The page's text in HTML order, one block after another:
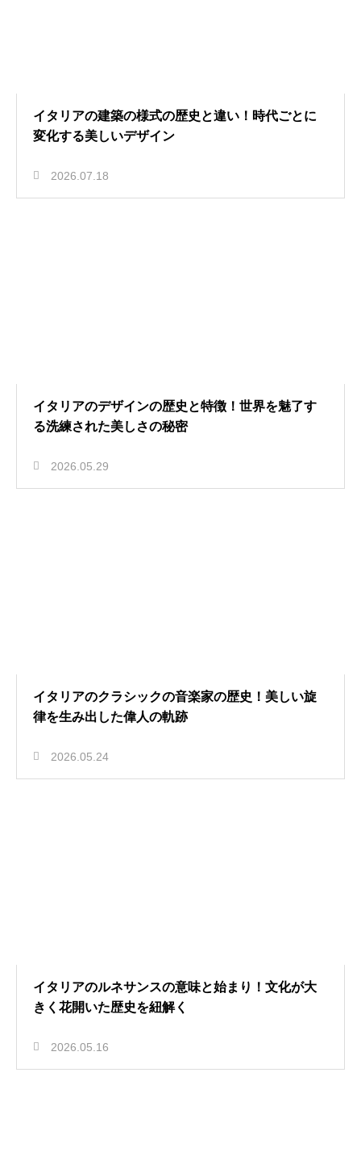
イタリアの建築の様式の歴史と違い！時代ごとに
変化する美しいデザイン
2026.07.18
イタリアのデザインの歴史と特徴！世界を魅了す
る洗練された美しさの秘密
2026.05.29
イタリアのクラシックの音楽家の歴史！美しい旋
律を生み出した偉人の軌跡
2026.05.24
イタリアのルネサンスの意味と始まり！文化が大
きく花開いた歴史を紐解く
2026.05.16